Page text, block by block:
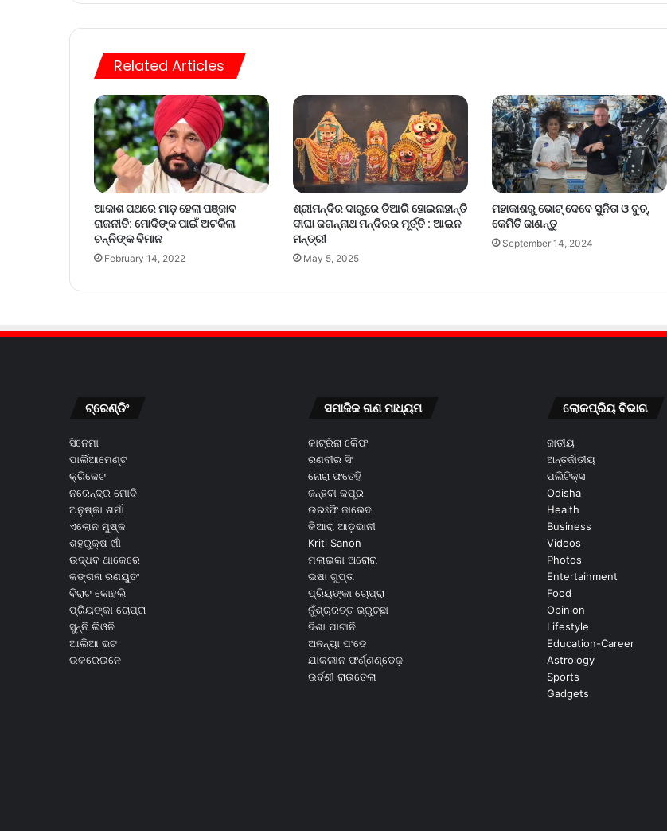
Related Articles
ଆକାଶ ପଥରେ ମାଡ଼ ହେଲା ପଞ୍ଜାବ
ରାଜନୀତି: ମୋଦିଙ୍କ ପାଇଁ ଅଟକିଲା
ଚନ୍ନିଙ୍କ ବିମାନ
February 14, 2022
ଶ୍ରୀମନ୍ଦିର ଦାରୁରେ ତିଆରି ହୋଇନାହାନ୍ତି
ଦୀଘା ଜଗନ୍ନାଥ ମନ୍ଦିରର ମୂର୍ତ୍ତି : ଆଇନ
ମନ୍ତ୍ରୀ
May 5, 2025
ମହାକାଶରୁ ଭୋଟ୍ ଦେବେ ସୁନିତା ଓ ବୁଚ୍,
କେମିତି ଜାଣନ୍ତୁ
September 14, 2024
ଟ୍ରେଣ୍ଡିଂ
ସିନେମା
ପାର୍ଲିଆମେଣ୍ଟ
କ୍ରିକେଟ
ନରେନ୍ଦ୍ର ମୋଦି
ଅନୁଷ୍କା ଶର୍ମା
ଏଲୋନ ମୁଷ୍କ
ଶହରୁକ୍ଷ ଖାଁ
ଉଦ୍ଧବ ଥାକେରେ
କଙ୍ଗନା ରଣୟୁତଂ
ବିରାଟ କୋହଲି
ପ୍ରିୟଙ୍କା ଚୋପ୍ରା
ସୁନ୍ନି ଲିଓନି
ଆଲିଆ ଭଟ
ଉକରେଇନେ
ସମାଜିକ ଗଣ ମାଧ୍ୟମ
କାଟ୍ରିନା କୈଫ
ରଣବୀର ସିଂ
ନୋରା ଫତେହି
ଜନ୍ହବୀ କପୂର
ଉରଃଫି ଜାଭେଦ
କିଆରା ଆଡ଼ଭାନୀ
Kriti Sanon
ମଲାଇକା ଅରୋରା
ଇଷା ଗୁପ୍ତା
ପ୍ରିୟଙ୍କା ଚୋପ୍ରା
ନୁଁଶ୍ର୍ରତ୍ତ ଭ୍ରୁଚ୍ଛା
ଦିଶା ପାଟାନି
ଅନନ୍ୟା ପଂଡେ
ଯାକଲୀନ ଫର୍ଣ୍ଣଣ୍ଡେଜ଼
ଉର୍ବଶୀ ରାଉତେଲା
ଲୋକପ୍ରିୟ ବିଭାଗ
ଜାତୀୟ
ଅନ୍ତର୍ଜାତୀୟ
ପଲିଟିକ୍ସ
Odisha
Health
Business
Videos
Photos
Entertainment
Food
Opinion
Lifestyle
Education-Career
Astrology
Sports
Gadgets